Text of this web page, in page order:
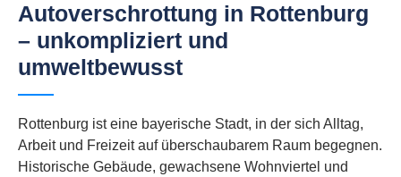
Autoverschrottung in Rottenburg
– unkompliziert und
umweltbewusst
Rottenburg ist eine bayerische Stadt, in der sich Alltag,
Arbeit und Freizeit auf überschaubarem Raum begegnen.
Historische Gebäude, gewachsene Wohnviertel und